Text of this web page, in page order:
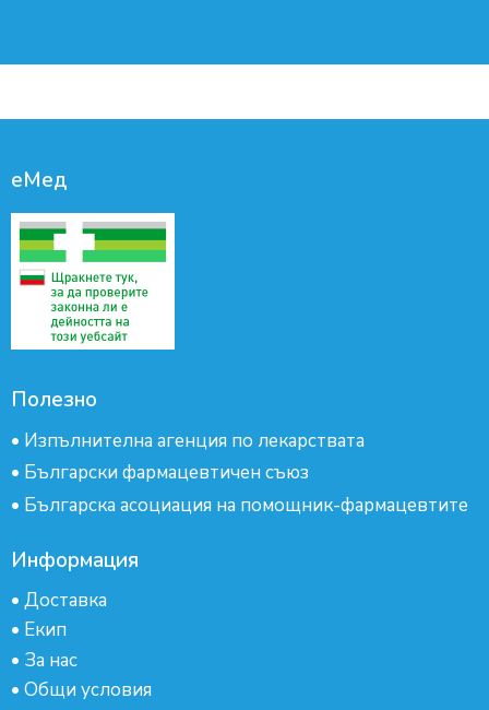
еМед
Полезно
• Изпълнителна агенция по лекарствата
• Български фармацевтичен съюз
• Българска асоциация на помощник-фармацевтите
Информация
• Доставка
• Екип
• За нас
• Общи условия